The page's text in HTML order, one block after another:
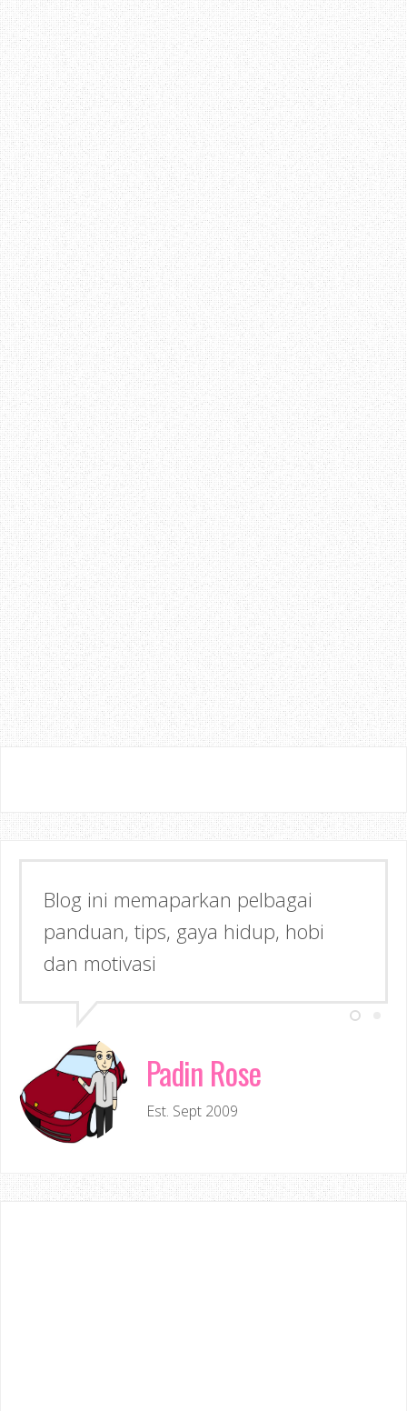
Blog ini memaparkan pelbagai
panduan, tips, gaya hidup, hobi
dan motivasi
Semoga dapat memberi Manfaat &
Inspirasi kepada anda!
Padin Rose
Est. Sept 2009